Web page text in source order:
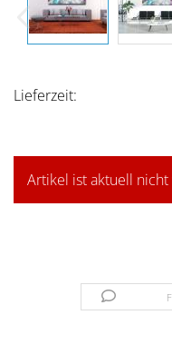
Lieferzeit:
Artikel ist aktuell nicht